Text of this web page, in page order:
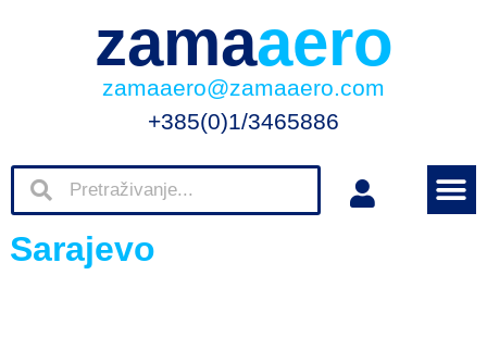
zamaaero
zamaaero@zamaaero.com
+385(0)1/3465886
Sarajevo